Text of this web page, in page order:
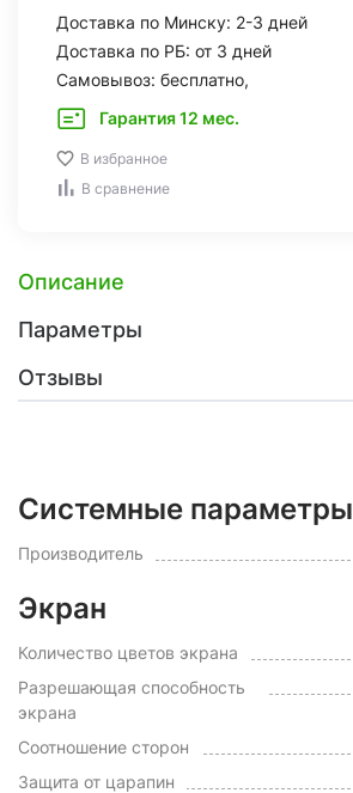
Доставка по Минску: 2-3 дней
Доставка по РБ: от 3 дней
Самовывоз: бесплатно,
Гарантия 12 мес.
В избранное
В сравнение
Описание
Параметры
Отзывы
Системные параметры
Производитель
Экран
Количество цветов экрана
Разрешающая способность
экрана
Соотношение сторон
Защита от царапин